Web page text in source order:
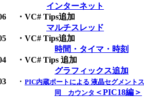
インターネット
・VC# Tips追加
マルチスレッド
・VC# Tips追加
時間・タイマ・時刻
・VC# Tips 追加
グラフィックス追加
・ PIC内蔵ポートによる 液晶セグメン
同 カウンタ ＜PIC18編＞